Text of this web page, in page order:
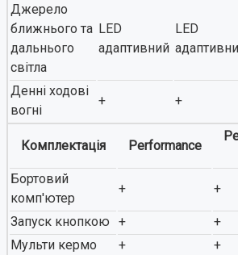
Джерело
ближнього та
дальнього
світла
LED
адаптивний
LED
Денні ходові
вогні
+ +
Комплектація Performance
Бортовий
комп'ютер
+ +
Запуск кнопкою + +
Мульти кермо
+ +